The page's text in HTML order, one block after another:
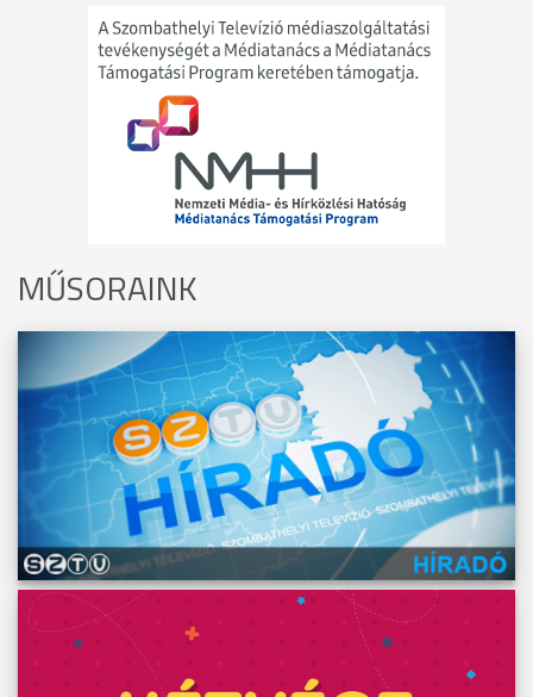
MŰSORAINK